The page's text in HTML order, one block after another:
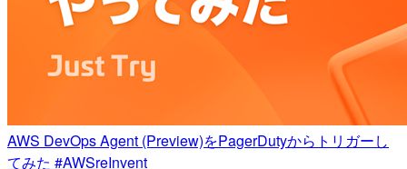
AWS DevOps Agent (Preview)をPagerDutyからトリガーし
てみた #AWSreInvent